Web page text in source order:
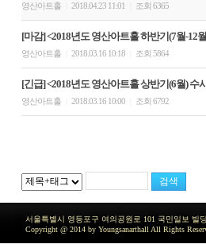
영산아트홀 2018.04.23 11:01 조회 6365
[마감] <2018년도 영산아트홀 하반기(7월-12
영산아트홀 2018.03.16 10:18 조회 5864
[긴급] <2018년도 영산아트홀 상반기(6월) 수
영산아트홀 2018.03.16 10:00 조회 6792
서울특별시 영등포구 여의공원로 101 국민일보 빌
Copyright @ 2014 by Youngsanarthall All Rights